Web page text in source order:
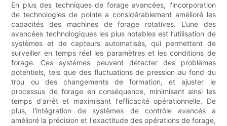
En plus des techniques de forage avancées, l'incorporation
de technologies de pointe a considérablement amélioré les
capacités des machines de forage rotatives. L’une des
avancées technologiques les plus notables est l’utilisation de
systèmes et de capteurs automatisés, qui permettent de
surveiller en temps réel les paramètres et les conditions de
forage. Ces systèmes peuvent détecter des problèmes
potentiels, tels que des fluctuations de pression au fond du
trou ou des changements de formation, et ajuster le
processus de forage en conséquence, minimisant ainsi les
temps d'arrêt et maximisant l'efficacité opérationnelle. De
plus, l'intégration de systèmes de contrôle avancés a
amélioré la précision et l'exactitude des opérations de forage,